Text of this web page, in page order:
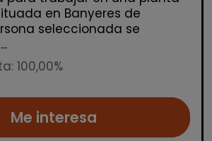
en Banyeres de
seleccionada se
100,00%
Me interesa